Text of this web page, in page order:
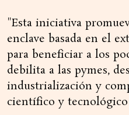
"Esta iniciativa
enclave basada en el
para beneficiar a los
debilita a las pymes,
industrialización y
científico y